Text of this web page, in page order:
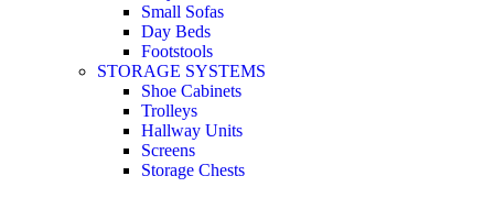
Small Sofas
Day Beds
Footstools
STORAGE SYSTEMS
Shoe Cabinets
Trolleys
Hallway Units
Screens
Storage Chests